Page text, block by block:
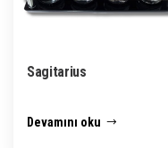
Sagitarius
Devamını oku